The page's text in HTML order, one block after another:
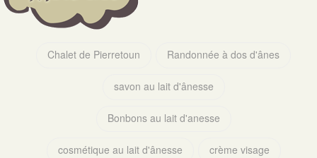
Chalet de Pierretoun Randonnée à dos d'ânes
savon au lait d'ânesse
Bonbons au lait d'anesse
cosmétique au lait d'ânesse crème visage